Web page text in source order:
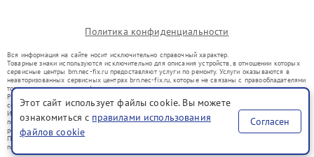
Политика конфиденциальности
Вся информация на сайте носит исключительно справочный характер.
Товарные знаки используются исключительно для описания устройств, в отношении которых
сервисные центры brn.nec-fix.ru предоставляют услуги по ремонту. Услуги оказываются в
неавторизованных сервисных центрах brn.nec-fix.ru, которые не связаны с правообладателями
товарных знаков или их официальными представителями.
Ремонт осуществляется для устройств, уже введенных в гражданский оборот в соответствии
со статьей 1487 ГК РФ.
Использование товарных знаков не преследует цели индивидуализации услуг или введения
потребителей в заблуждение, а служит для информирования о предоставляемых услугах по
ремонту техники указанных брендов.
Представленная на сайте информация не является публичной офертой, определяемой
положениями Статьи 437(2) Гражданского кодекса РФ
Этот сайт использует файлы cookie. Вы можете
ознакомиться с правилами использования
файлов cookie
Согласен